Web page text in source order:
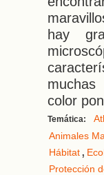
hay
color
Temática:
Animales
Hábitat,
Protección